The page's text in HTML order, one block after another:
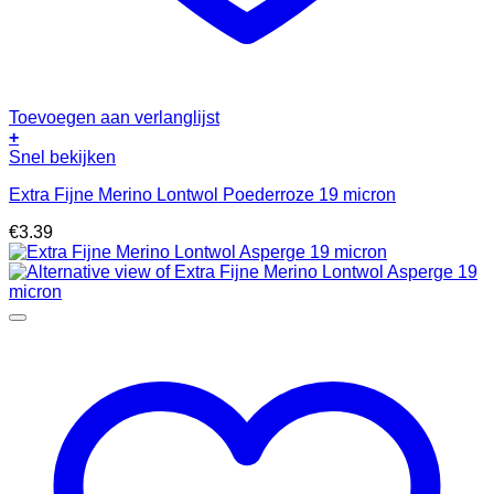
Toevoegen aan verlanglijst
+
Snel bekijken
Extra Fijne Merino Lontwol Poederroze 19 micron
€3.39